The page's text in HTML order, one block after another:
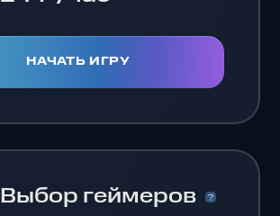
НАЧАТЬ ИГРУ
Выбор геймеров